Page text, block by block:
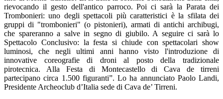
rievocando il gesto dell'antico parroco. Poi ci sarà la Parata dei
Trombonieri: uno degli spettacoli più caratteristici è la sfilata dei
gruppi di "trombonieri" (o pistonieri), armati di antichi archibugi,
che spareranno a salve in segno di giubilo. A seguire ci sarà lo
Spettacolo Conclusivo: la festa si chiude con spettacolari show
luminosi, che negli ultimi anni hanno visto l'introduzione di
innovative coreografie di droni al posto della tradizionale
pirotecnica. Alla Festa di Montecastello di Cava de tirreni
partecipano circa 1.500 figuranti”. Lo ha annunciato Paolo Landi,
Presidente Archeoclub d’Italia sede di Cava de’ Tirreni.